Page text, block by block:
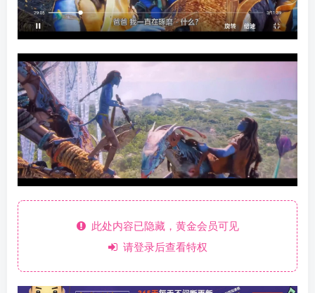
此处内容已隐藏，黄金会员可见
请登录后查看特权